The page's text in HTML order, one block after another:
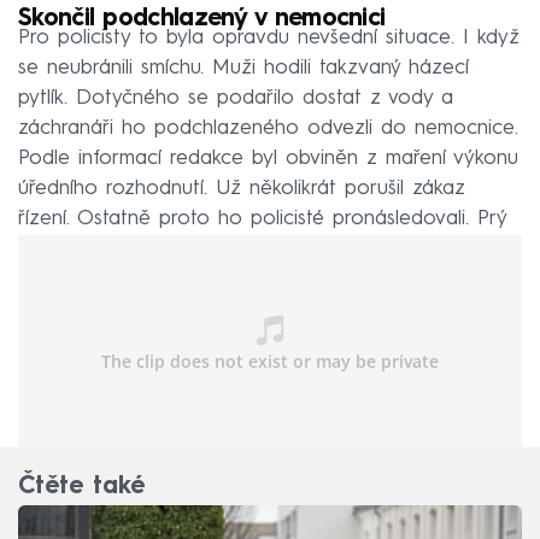
Skončil podchlazený v nemocnici
Pro policisty to byla opravdu nevšední situace. I když
se neubránili smíchu. Muži hodili takzvaný házecí
pytlík. Dotyčného se podařilo dostat z vody a
záchranáři ho podchlazeného odvezli do nemocnice.
Podle informací redakce byl obviněn z maření výkonu
úředního rozhodnutí. Už několikrát porušil zákaz
řízení. Ostatně proto ho policisté pronásledovali. Prý
Čtěte také